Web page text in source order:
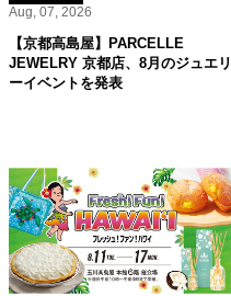
Aug, 07, 2026
【京都高島屋】PARCELLE
JEWELRY 京都店、8月のジュエリ
ーイベントを発表